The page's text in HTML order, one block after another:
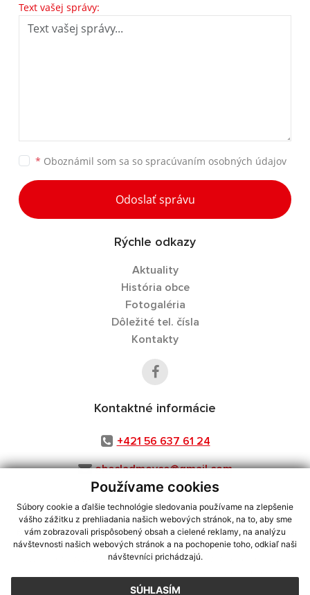
Používame cookies
Súbory cookie a ďalšie technológie sledovania používame na zlepšenie
vášho zážitku z prehliadania našich webových stránok, na to, aby sme
vám zobrazovali prispôsobený obsah a cielené reklamy, na analýzu
návštevnosti našich webových stránok a na pochopenie toho, odkiaľ naši
návštevníci prichádzajú.
SÚHLASÍM
Text vašej správy:
* Oboznámil som sa so spracúvaním osobných údajov
Odoslať správu
Rýchle odkazy
Aktuality
História obce
Fotogaléria
Dôležité tel. čísla
Kontakty
Kontaktné informácie
+421 56 637 61 24
obecladmovce@gmail.com
využite možnosť získavania aktuálnych informácií s využitím RSS
CMS systém (redakčný) systém ECHELON 2,Mapa stránok,web portál
webex.digital, s.r.o.,domény,registrácia domény